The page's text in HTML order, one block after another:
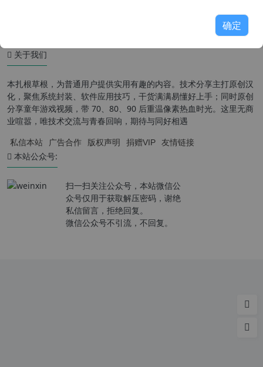
关于我们
本扎根草根，为普通用户提供实用有趣的内容。技术分享主打原创汉
化，聚焦系统封装、软件应用技巧，干货满满易懂好上手；同时原创
分享童年游戏视频，带 70、80、90 后重温像素热血时光。这里无商
业喧嚣，唯技术交流与青春回响，期待与同好相遇
私信本站 广告合作 版权声明 捐赠VIP 友情链接
本站公众号:
扫一扫关注公众号，本站微信公
众号仅用于获取解压密码，谢绝
私信留言，拒绝回复。
微信公众号不引流，不回复。
确定